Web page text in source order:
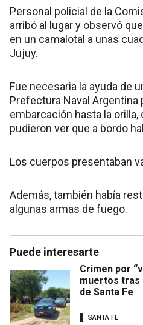
Personal policial de la
arribó al lugar y observó
en un camalotal a unas
Jujuy.
Fue necesaria la ayuda de
Prefectura Naval Argentina
embarcación hasta la
pudieron ver que a bordo
Los cuerpos presentaban
Además, también había
algunas armas de fuego.
Puede interesarte
Crimen por
muertos tras
de Santa Fe
SANTA FE